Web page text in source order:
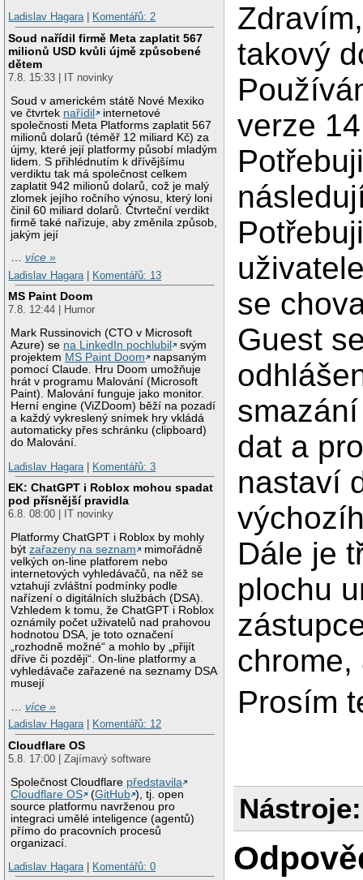
Ladislav Hagara| Komentářů: 2
Soud nařídil firmě Meta zaplatit 567
milionů USD kvůli újmě způsobené
dětem
7.8. 15:33 | IT novinky
Soud v americkém státě Nové Mexiko
ve čtvrtek nařídil
internetové
společnosti Meta Platforms zaplatit 567
milionů dolarů (téměř 12 miliard Kč) za
újmy, které její platformy působí mladým
lidem. S přihlédnutím k dřívějšímu
verdiktu tak má společnost celkem
zaplatit 942 milionů dolarů, což je malý
zlomek jejího ročního výnosu, který loni
činil 60 miliard dolarů. Čtvrteční verdikt
firmě také nařizuje, aby změnila způsob,
jakým její
…více »
Ladislav Hagara
Komentářů: 13
MS Paint Doom
7.8. 12:44 | Humor
Mark Russinovich (CTO v Microsoft
Azure) se na LinkedIn pochlubil
svým
projektem MS Paint Doom
napsaným
pomocí Claude. Hru Doom umožňuje
hrát v programu Malování (Microsoft
Paint). Malování funguje jako monitor.
Herní engine (ViZDoom) běží na pozadí
a každý vykreslený snímek hry vkládá
automaticky přes schránku (clipboard)
do Malování.
Ladislav Hagara
Komentářů: 3
EK: ChatGPT i Roblox mohou spadat
pod přísnější pravidla
6.8. 08:00 | IT novinky
Platformy ChatGPT i Roblox by mohly
býtzařazeny na seznam
mimořádně
velkých on-line platforem nebo
internetových vyhledávačů, na něž se
vztahují zvláštní podmínky podle
nařízení o digitálních službách (DSA).
Vzhledem k tomu, že ChatGPT i Roblox
oznámily počet uživatelů nad prahovou
hodnotou DSA, je toto označení
„rozhodně možné“ a mohlo by „přijít
dříve či později“. On-line platformy a
vyhledávače zařazené na seznamy DSA
musejí
…více »
Ladislav Hagara| Komentářů: 12
Cloudflare OS
5.8. 17:00 | Zajímavý software
Společnost Cloudflare představila
Cloudflare OS
(GitHub ), tj. open
source platformu navrženou pro
integraci umělé inteligence (agentů)
přímo do pracovních procesů
organizací.
Ladislav Hagara| Komentářů: 0
takový
verze
se
Guest
dat a
nastaví
Dále je
plochu
chrome,
Prosím
Nástroje: